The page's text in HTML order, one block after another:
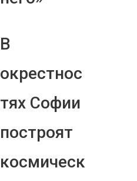
В
окрестнос
тях Софии
построят
космическ